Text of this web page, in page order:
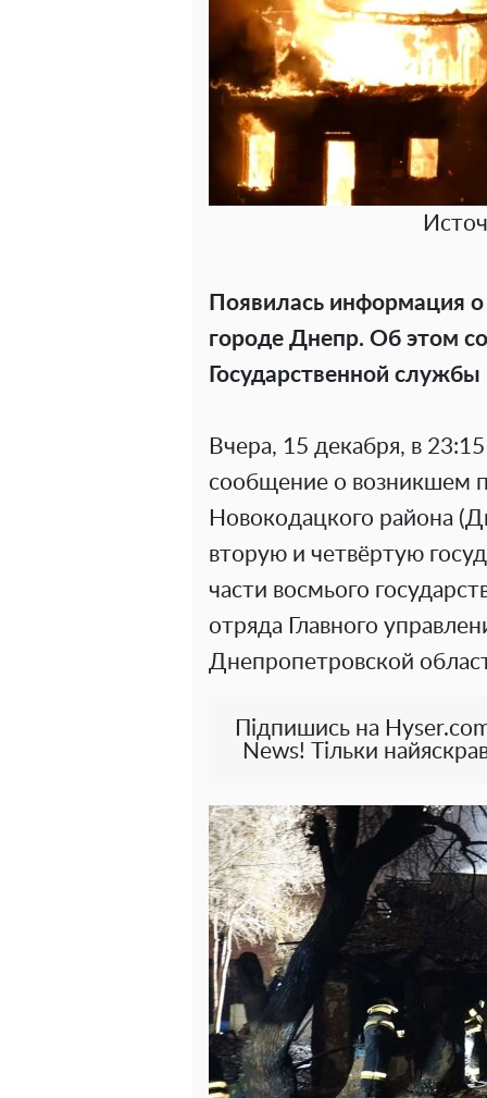
Появилась информация
городе Днепр. Об этом
Государственной
Вчера, 15 декабря, в
сообщение о возникшем
Новокодацкого района
вторую и четвёртую
части восмього
отряда Главного
Днепропетровской
Підпишись на
News! Тільки